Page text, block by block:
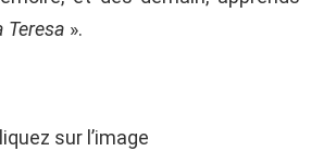
Teresa ».
sur l’image